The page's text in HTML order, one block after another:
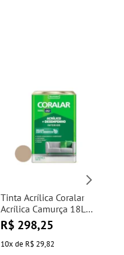
Tinta Acrílica Coralar
Acrílica Camurça 18L
Coral
R$ 298,25
10x de R$ 29,82